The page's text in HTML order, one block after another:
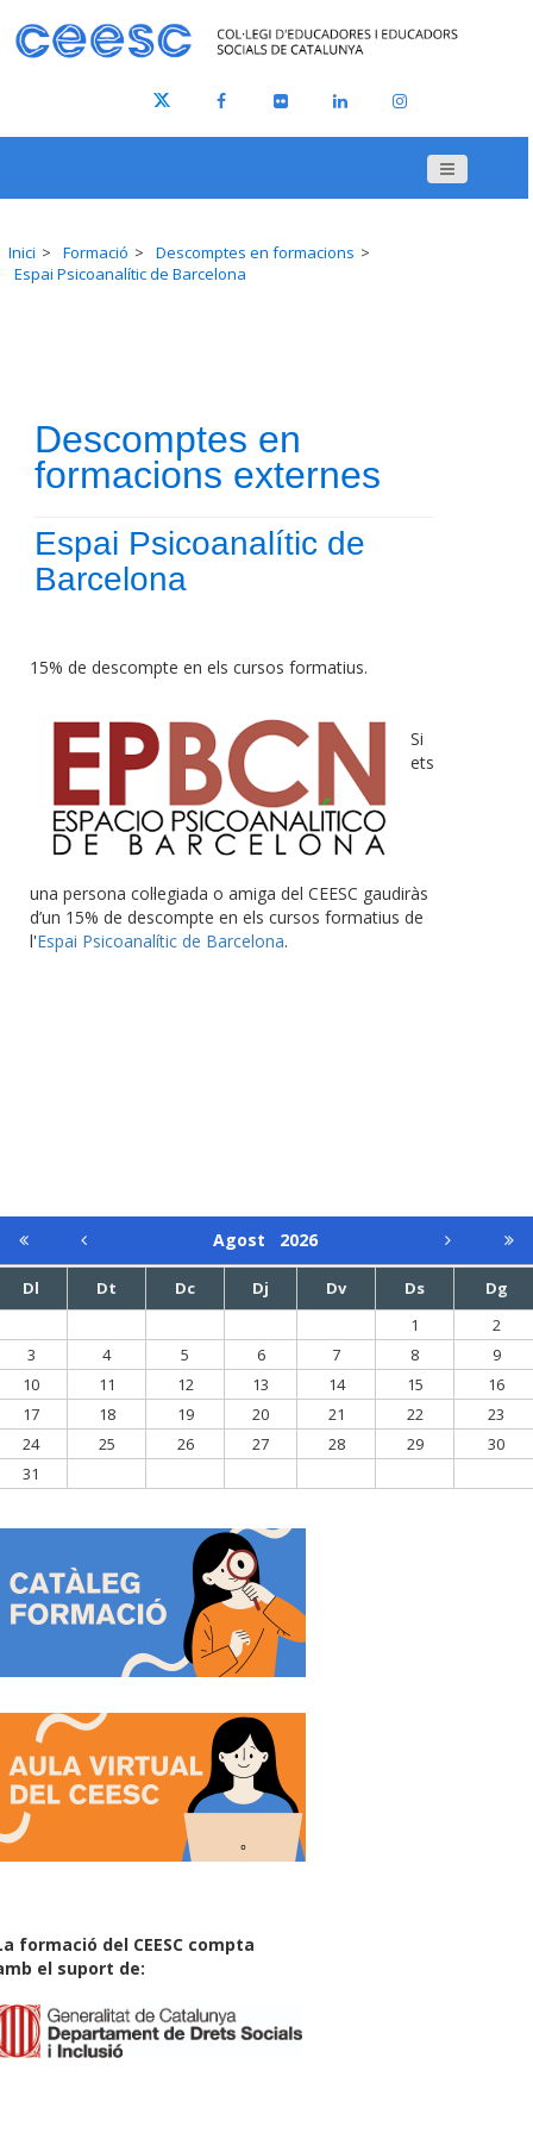
Inici Formació
Descomptes en formacions
Espai Psicoanalític de Barcelona
Descomptes en
formacions externes
Espai Psicoanalític de
Barcelona
15% de descompte en els cursos formatius.
Si
ets
una persona col·legiada o amiga del CEESC gaudiràs
d’un 15% de descompte en els cursos formatius de
l'Espai Psicoanalític de Barcelona.
Agost 2026
Dl Dt Dc Dj Dv Ds
Dg
1
2
3
4 5 6 7 8
9
10
11 12 13 14 15
16
17
18 19 20 21 22
23
24
25 26 27 28 29
30
31
formació del CEESC compta
el suport de: